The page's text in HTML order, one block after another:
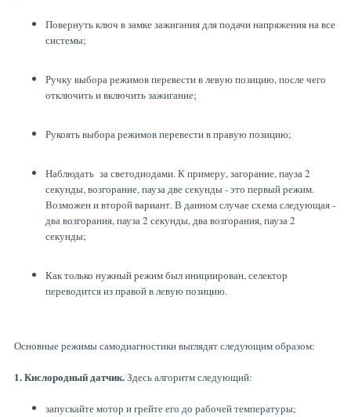
Повернуть ключ в замке зажигания для подачи напряжения на все
системы;
Ручку выбора режимов перевести в левую позицию, после чего
отключить и включить зажигание;
Рукоять выбора режимов перевести в правую позицию;
Наблюдать за светодиодами. К примеру, загорание, пауза 2
секунды, возгорание, пауза две секунды - это первый режим.
Возможен и второй вариант. В данном случае схема следующая -
два возгорания, пауза 2 секунды, два возгорания, пауза 2
секунды;
Как только нужный режим был инициирован, селектор
переводится из правой в левую позицию.
Основные режимы самодиагностики выглядят следующим образом:
1. Кислородный датчик.Здесь алгоритм следующий:
запускайте мотор и грейте его до рабочей температуры;